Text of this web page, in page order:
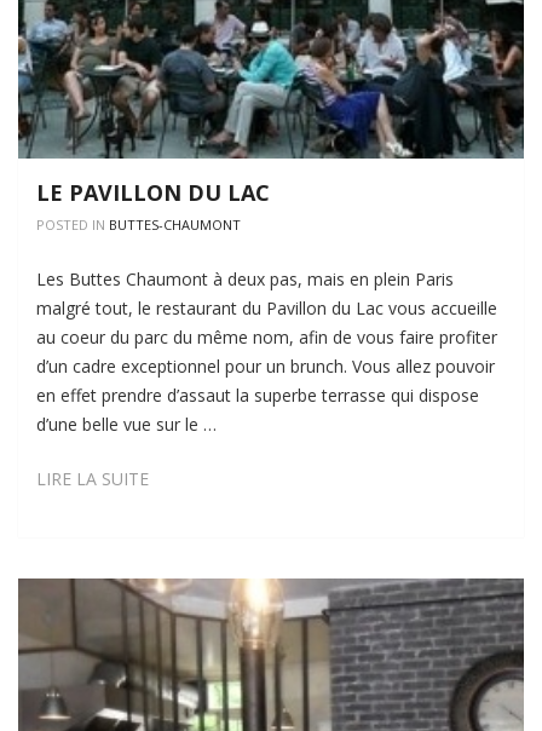
LE PAVILLON DU LAC
POSTED IN BUTTES-CHAUMONT
Les Buttes Chaumont à deux pas, mais en plein Paris
malgré tout, le restaurant du Pavillon du Lac vous accueille
au coeur du parc du même nom, afin de vous faire profiter
d’un cadre exceptionnel pour un brunch. Vous allez pouvoir
en effet prendre d’assaut la superbe terrasse qui dispose
d’une belle vue sur le …
LIRE LA SUITELE